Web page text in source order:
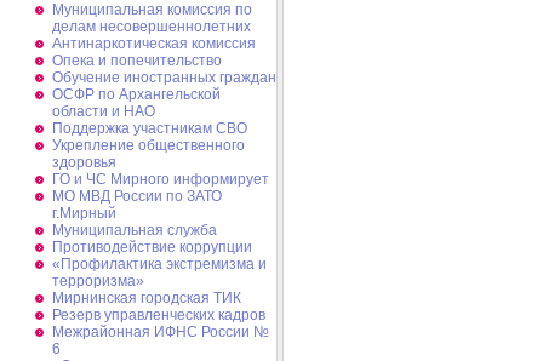
Муниципальная комиссия по
делам несовершеннолетних
Антинаркотическая комиссия
Опека и попечительство
Обучение иностранных граждан
ОСФР по Архангельской
области и НАО
Поддержка участникам СВО
Укрепление общественного
здоровья
ГО и ЧС Мирного информирует
МО МВД России по ЗАТО
г.Мирный
Муниципальная cлужба
Противодействие коррупции
«Профилактика экстремизма и
терроризма»
Мирнинская городская ТИК
Резерв управленческих кадров
Межрайонная ИФНС России №
6